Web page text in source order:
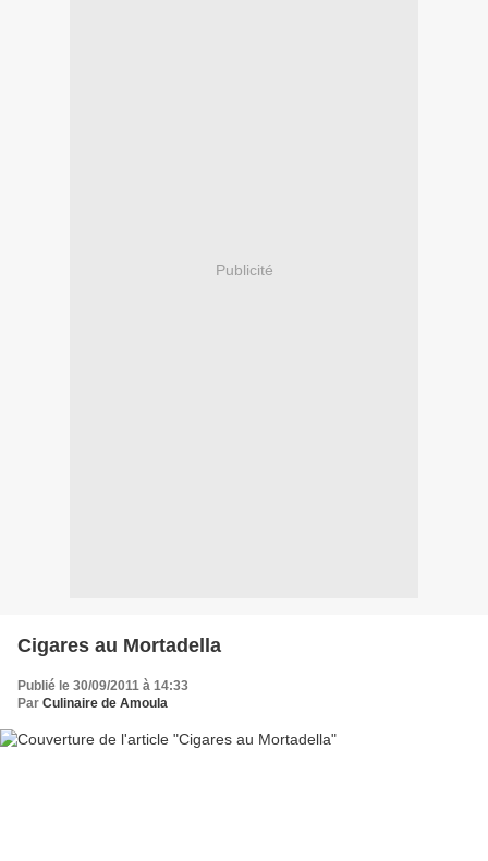
Publicité
Cigares au Mortadella
Publié le 30/09/2011 à 14:33
Par Culinaire de Amoula